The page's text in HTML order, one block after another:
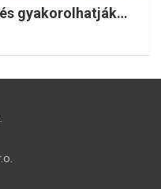
gyakorolhatják…